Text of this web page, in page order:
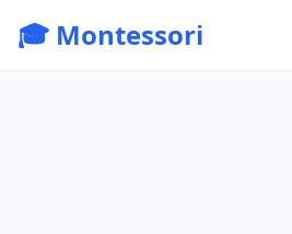
🎓 Montessori